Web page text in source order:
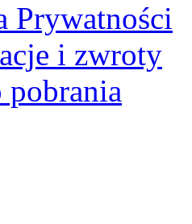
Prywatności
i zwroty